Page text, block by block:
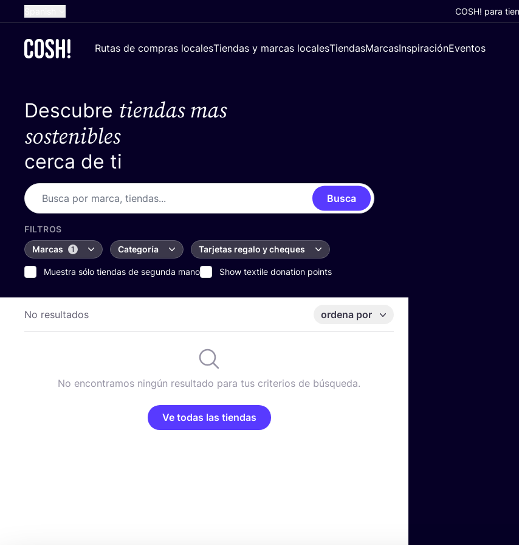
Dutch
German
COSH! para
Rutas de compras localesTiendas y marcas localesTiendasMarcasInspiraciónEventos
Descubre tiendas mas
sostenibles
cerca de ti
Busca
FILTROS
Marcas
1 Categoría Tarjetas regalo y cheques
Muestra sólo tiendas de segunda mano Show textile donation points
No resultados ordena por
No encontramos ningún resultado para tus criterios de búsqueda.
Ve todas las tiendas